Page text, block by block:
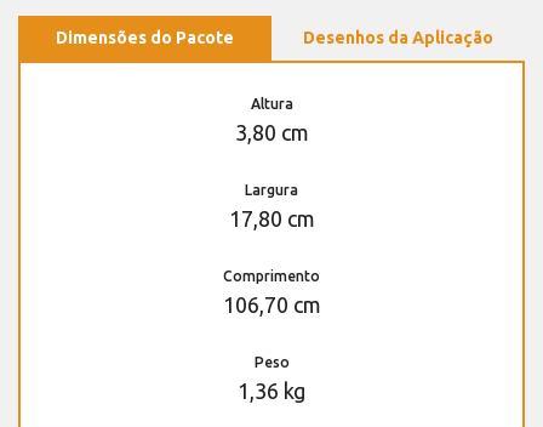
Dimensões do Pacote Desenhos da Aplicação
Altura
3,80 cm
Largura
17,80 cm
Comprimento
106,70 cm
Peso
1,36 kg